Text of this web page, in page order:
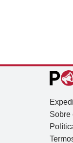
Sobre